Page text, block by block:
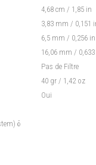
4,68 cm / 1,85 in
3,83 mm / 0,151
6,5 mm / 0,256 in
16,06 mm /
Pas de Filtre
40 gr / 1,42 oz
Oui
δ